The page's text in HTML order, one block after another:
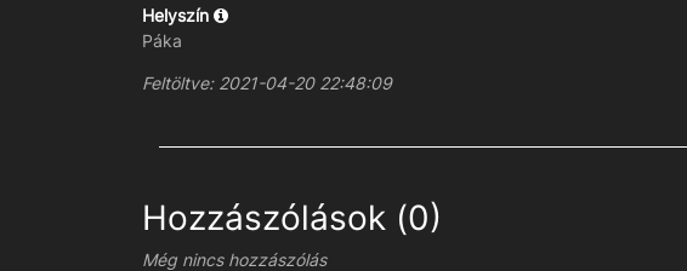
Helyszín
Páka
Feltöltve: 2021-04-20 22:48:09
Hozzászólások (0)
Még nincs hozzászólás